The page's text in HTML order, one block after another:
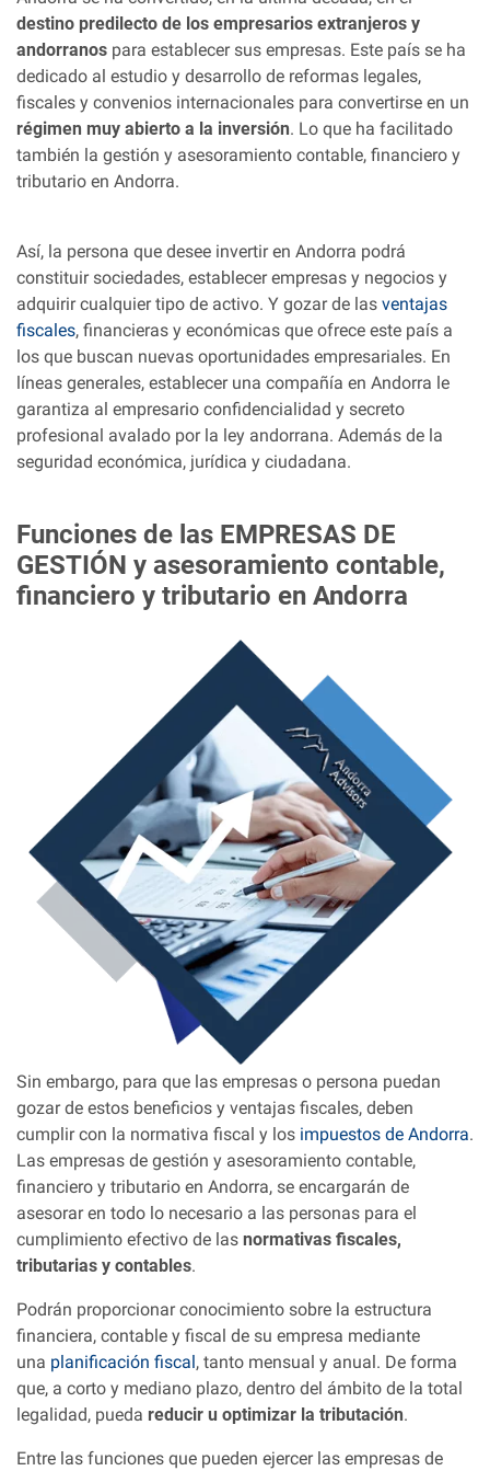
destino predilecto de los empresarios extranjeros y
andorranos para establecer sus empresas. Este país se ha
dedicado al estudio y desarrollo de reformas legales,
fiscales y convenios internacionales para convertirse en un
régimen muy abierto a la inversión. Lo que ha facilitado
también la gestión y asesoramiento contable, financiero y
tributario en Andorra.
Así, la persona que desee invertir en Andorra podrá
constituir sociedades, establecer empresas y negocios y
adquirir cualquier tipo de activo. Y gozar de las ventajas
fiscales, financieras y económicas que ofrece este país a
los que buscan nuevas oportunidades empresariales. En
líneas generales, establecer una compañía en Andorra le
garantiza al empresario confidencialidad y secreto
profesional avalado por la ley andorrana. Además de la
seguridad económica, jurídica y ciudadana.
Funciones de las EMPRESAS DE
GESTIÓN y asesoramiento contable,
financiero y tributario en Andorra
Sin embargo, para que las empresas o persona puedan
gozar de estos beneficios y ventajas fiscales, deben
cumplir con la normativa fiscal y los impuestos de Andorra.
Las empresas de gestión y asesoramiento contable,
financiero y tributario en Andorra, se encargarán de
asesorar en todo lo necesario a las personas para el
cumplimiento efectivo de las normativas fiscales,
tributarias y contables.
Podrán proporcionar conocimiento sobre la estructura
financiera, contable y fiscal de su empresa mediante
una planificación fiscal , tanto mensual y anual. De forma
que, a corto y mediano plazo, dentro del ámbito de la total
legalidad, pueda reducir u optimizar la tributación.
Entre las funciones que pueden ejercer las empresas de